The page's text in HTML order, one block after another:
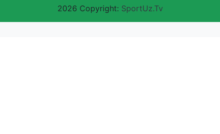
2026 Copyright: SportUz.Tv